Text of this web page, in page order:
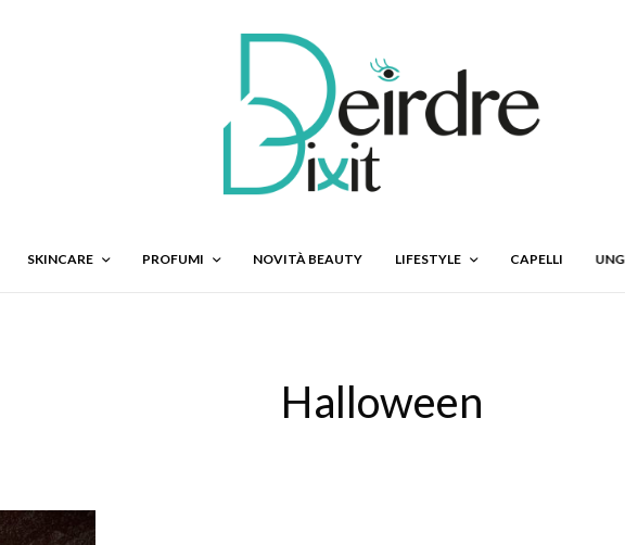
SKINCARE PROFUMI NOVITÀ BEAUTY LIFESTYLE CAPELLI
Halloween